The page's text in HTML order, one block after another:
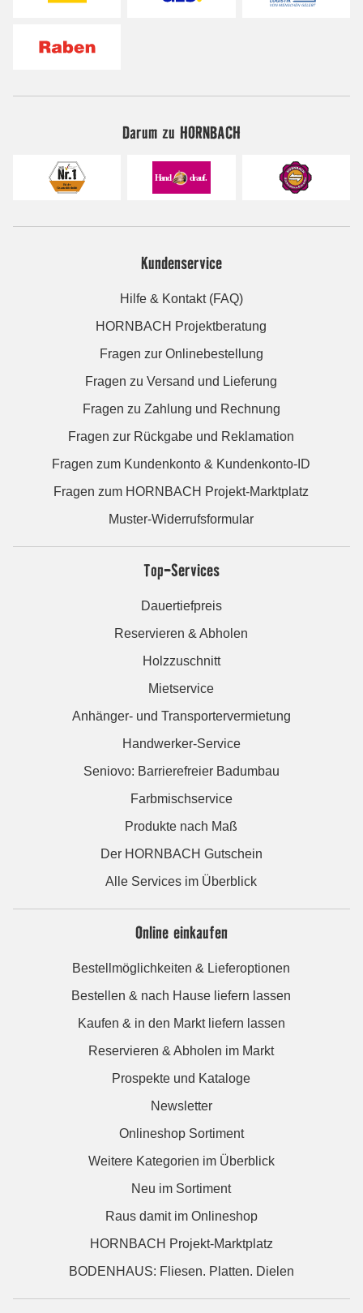
Darum zu HORNBACH
Kundenservice
Hilfe & Kontakt (FAQ)
HORNBACH Projektberatung
Fragen zur Onlinebestellung
Fragen zu Versand und Lieferung
Fragen zu Zahlung und Rechnung
Fragen zur Rückgabe und Reklamation
Fragen zum Kundenkonto & Kundenkonto-ID
Fragen zum HORNBACH Projekt-Marktplatz
Muster-Widerrufsformular
Top-Services
Dauertiefpreis
Reservieren & Abholen
Holzzuschnitt
Mietservice
Anhänger- und Transportervermietung
Handwerker-Service
Seniovo: Barrierefreier Badumbau
Farbmischservice
Produkte nach Maß
Der HORNBACH Gutschein
Alle Services im Überblick
Online einkaufen
Bestellmöglichkeiten & Lieferoptionen
Bestellen & nach Hause liefern lassen
Kaufen & in den Markt liefern lassen
Reservieren & Abholen im Markt
Prospekte und Kataloge
Newsletter
Onlineshop Sortiment
Weitere Kategorien im Überblick
Neu im Sortiment
Raus damit im Onlineshop
HORNBACH Projekt-Marktplatz
BODENHAUS: Fliesen. Platten. Dielen